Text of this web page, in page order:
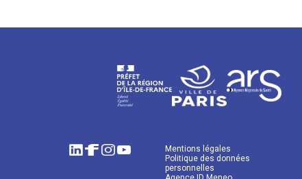
Mentions légales
Politique des données
personnelles